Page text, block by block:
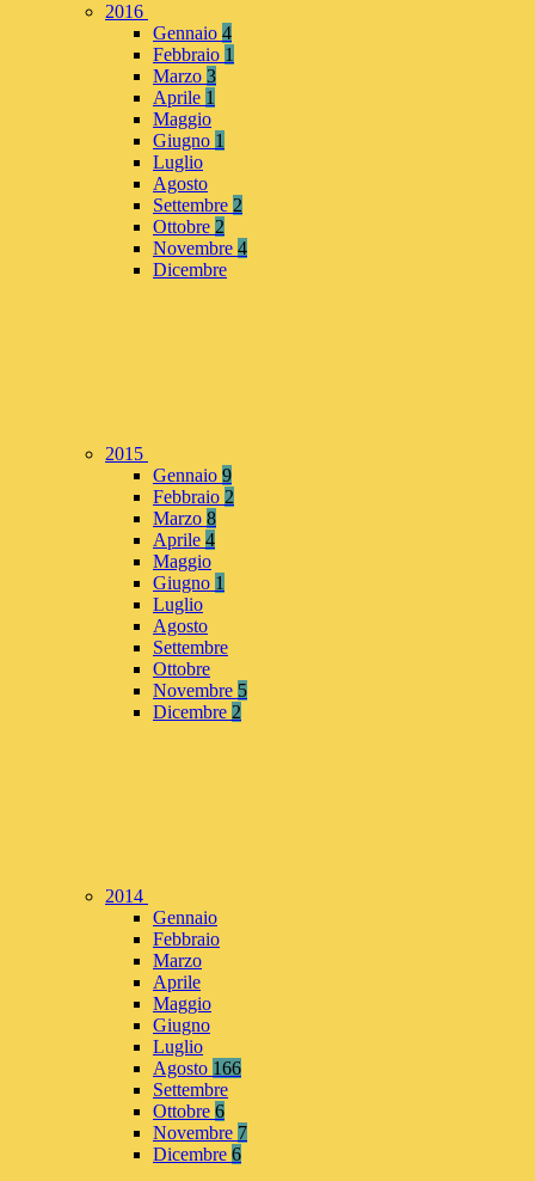
2016
Gennaio 4
Febbraio 1
Marzo 3
Aprile 1
Maggio
Giugno 1
Luglio
Agosto
Settembre 2
Ottobre 2
Novembre 4
Dicembre
2015
Gennaio 9
Febbraio 2
Marzo 8
Aprile 4
Maggio
Giugno 1
Luglio
Agosto
Settembre
Ottobre
Novembre 5
Dicembre 2
2014
Gennaio
Febbraio
Marzo
Aprile
Maggio
Giugno
Luglio
Agosto 166
Settembre
Ottobre 6
Novembre 7
Dicembre 6